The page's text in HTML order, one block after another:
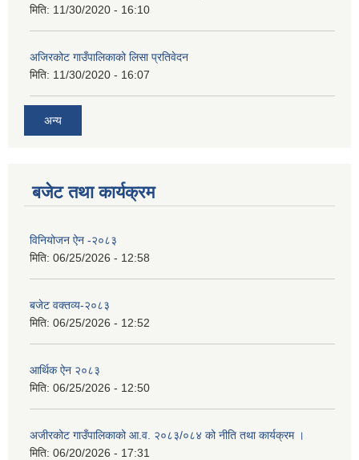
मिति: 11/30/2020 - 16:10
अजिरकोट गाउँपालिकाको लिसा प्रतिवेदन
मिति: 11/30/2020 - 16:07
अन्य
बजेट तथा कार्यक्रम
विनियोजन ऐन -२०८३
मिति: 06/25/2026 - 12:58
बजेट वक्तव्य-२०८३
मिति: 06/25/2026 - 12:52
आर्थिक ऐन २०८३
मिति: 06/25/2026 - 12:50
अजीरकोट गाउँपालिकाको आ.व. २०८३/०८४ को नीति तथा कार्यक्रम ।
मिति: 06/20/2026 - 17:31